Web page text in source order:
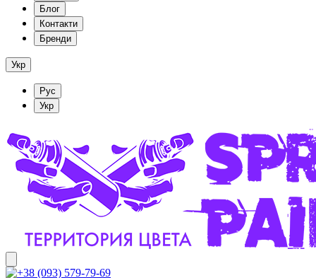
Блог
Контакти
Бренди
Укр
Рус
Укр